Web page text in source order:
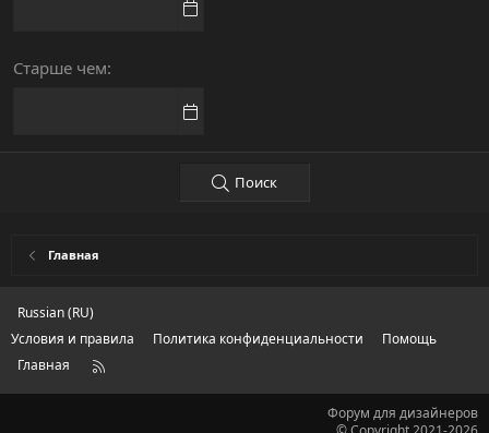
Старше чем
Поиск
Главная
Russian (RU)
Условия и правила
Политика конфиденциальности
Помощь
Главная
R
Форум для дизайнеров